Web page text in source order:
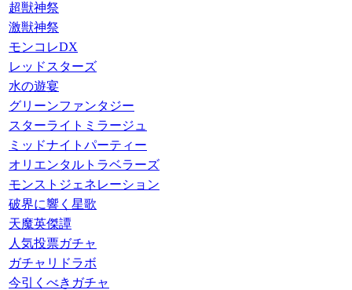
超獣神祭
激獣神祭
モンコレDX
レッドスターズ
水の遊宴
グリーンファンタジー
スターライトミラージュ
ミッドナイトパーティー
オリエンタルトラベラーズ
モンストジェネレーション
破界に響く星歌
天魔英傑譚
人気投票ガチャ
ガチャリドラボ
今引くべきガチャ